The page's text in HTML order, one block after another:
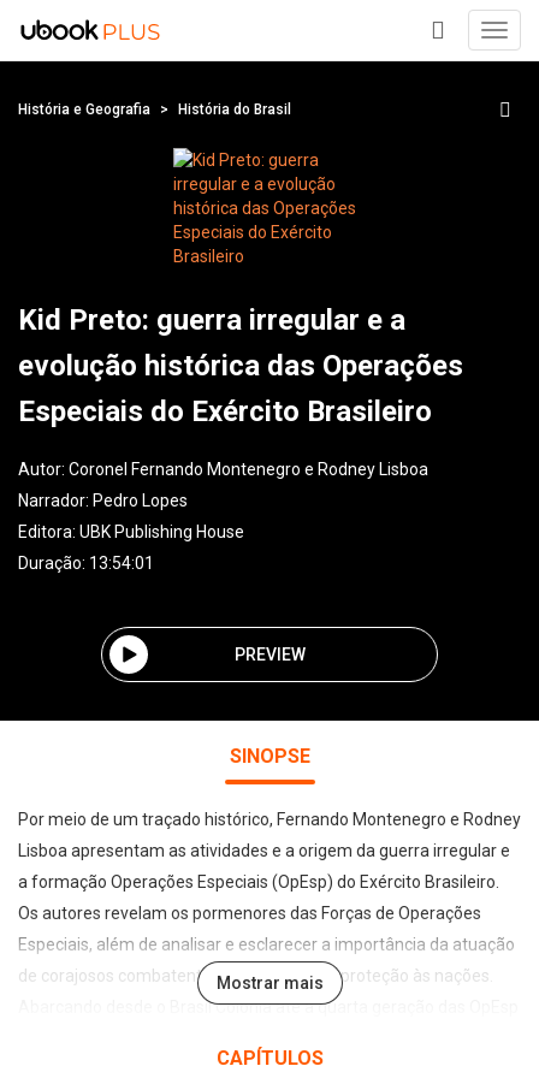
+
História e Geografia História do Brasil
Kid Preto: guerra irregular e a
evolução histórica das Operações
Especiais do Exército Brasileiro
Autor: Coronel Fernando Montenegro e Rodney Lisboa
Narrador: Pedro Lopes
Editora: UBK Publishing House
Duração: 13:54:01
PREVIEW
SINOPSE
Por meio de um traçado histórico, Fernando Montenegro e Rodney
Lisboa apresentam as atividades e a origem da guerra irregular e
a formação Operações Especiais (OpEsp) do Exército Brasileiro.
Os autores revelam os pormenores das Forças de Operações
Especiais, além de analisar e esclarecer a importância da atuação
de corajosos combatentes no exercício de proteção às nações.
Abarcando desde o Brasil Colônia até a quarta geração das OpEsp
Preto: evolução histórica das Operações Especiais do Exército
Mostrar mais
CAPÍTULOS